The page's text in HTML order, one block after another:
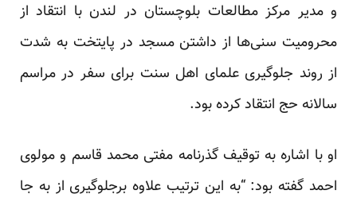
و مدیر مرکز مطالعات بلوچستان در لندن با انتقاد از
محرومیت سنی‌ها از داشتن مسجد در پایتخت به شدت
از روند جلوگیری علمای اهل سنت برای سفر در مراسم
سالانه حج انتقاد کرده بود.
او با اشاره به توقیف گذرنامه مفتی محمد قاسم و مولوی
احمد گفته بود: “به این ترتیب علاوه برجلوگیری از به جا